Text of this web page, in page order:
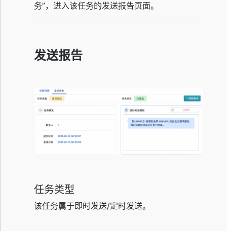
务”，进入该任务的发送报告页面。
发送报告
任务类型
该任务属于即时发送/定时发送。